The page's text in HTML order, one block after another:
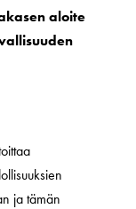
aloite
ja tämän